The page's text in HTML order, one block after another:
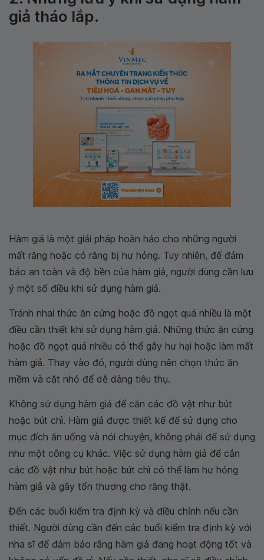
giả tháo lắp.
Hàm giả là một giải pháp hoàn hảo cho những người
mất răng hoặc có răng bị hư hỏng. Tuy nhiên, để đảm
bảo an toàn và độ bền của hàm giả, người dùng cần lưu
ý một số điều khi sử dụng hàm giả.
Tránh nhai thức ăn cứng hoặc đồ ngọt quá nhiều là một
điều cần thiết khi sử dụng hàm giả. Những thức ăn cứng
hoặc đồ ngọt quá nhiều có thể gây hư hại hoặc làm mất
hàm giả. Thay vào đó, người dùng nên chọn thức ăn
mềm và cắt nhỏ để dễ dàng tiêu thụ.
Không sử dụng hàm giả để cắn các đồ vật như bút
hoặc bút chì. Hàm giả được thiết kế để sử dụng cho
mục đích ăn uống và nói chuyện, không phải để sử dụng
như một công cụ khác. Việc sử dụng hàm giả để cắn
các đồ vật như bút hoặc bút chì có thể làm hư hỏng
hàm giả và gây tổn thương cho răng thật.
Đến các buổi kiểm tra định kỳ và điều chỉnh nếu cần
thiết. Người dùng cần đến các buổi kiểm tra định kỳ với
nha sĩ để đảm bảo rằng hàm giả đang hoạt động tốt và